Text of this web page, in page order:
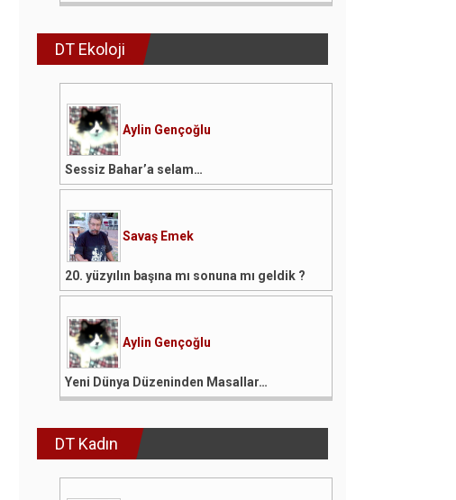
DT Ekoloji
Aylin Gençoğlu
Sessiz Bahar’a selam…
Savaş Emek
20. yüzyılın başına mı sonuna mı geldik ?
Aylin Gençoğlu
Yeni Dünya Düzeninden Masallar…
DT Kadın